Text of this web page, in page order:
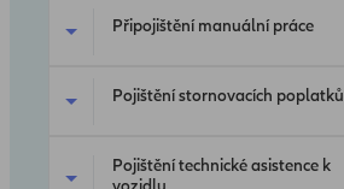
Připojištění manuální práce
Pojištění stornovacích poplatků
Pojištění technické asistence k